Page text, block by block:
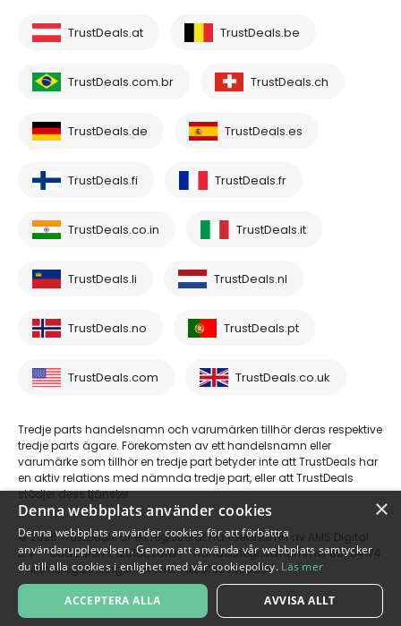
TrustDeals.at TrustDeals.be
TrustDeals.com.br TrustDeals.ch
TrustDeals.de TrustDeals.es
TrustDeals.fi TrustDeals.fr
TrustDeals.co.in TrustDeals.it
TrustDeals.li TrustDeals.nl
TrustDeals.no TrustDeals.pt
TrustDeals.com TrustDeals.co.uk
Tredje parts handelsnamn och varumärken tillhör deras respektive
tredje parts ägare. Förekomsten av ett handelsnamn eller
varumärke som tillhör en tredje part betyder inte att TrustDeals har
en aktiv relations med nämnda tredje part, eller att TrustDeals
stödjer dess tjänster.
© 2026 TrustDeals är ett registrerat handelsnamn av AMS Digital
B.V. - Oud Laren 1, 1251BL, Laren - handelsregisternummer 80264174
- Momsregistreringsnummer: NL861609360B01"
×
Denna webbplats använder cookies
Denna webbplats använder cookies för att förbättra
användarupplevelsen. Genom att använda vår webbplats samtycker
du till alla cookies i enlighet med vår cookiepolicy. Läs mer
ACCEPTERA ALLA AVVISA ALLT